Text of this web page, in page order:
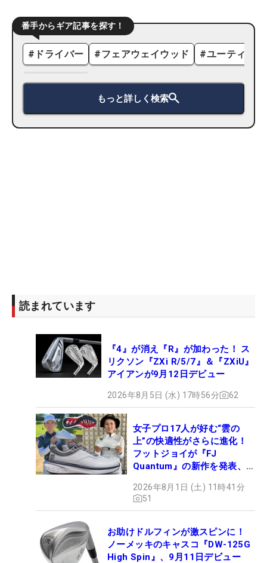
番手からギア記事を探す！
# ドライバー #フェアウェイウッド #ユーティリ
もっと詳しく検索
読まれています
『4』が消え『R』が加わった！ ス
リクソン『ZXi R/5/7』＆『ZXiU』
アイアンが9月12日デビュー
2026年8月5日 (水) 17時56分 62
女子プロ17人が好む“雲の
上”の快適性がさらに進化！
フットジョイが『FJ
Quantum』の新作を発表、8
2026年8月1日 (土) 11時41分
51
お助けドルフィンが激スピンに！
ノーメッキのキャスコ『DW-125G
High Spin』、9月11日デビュー